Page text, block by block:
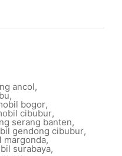
ancol,
,
bogor,
cibubur,
serang banten,
gendong cibubur,
margonda,
surabaya,